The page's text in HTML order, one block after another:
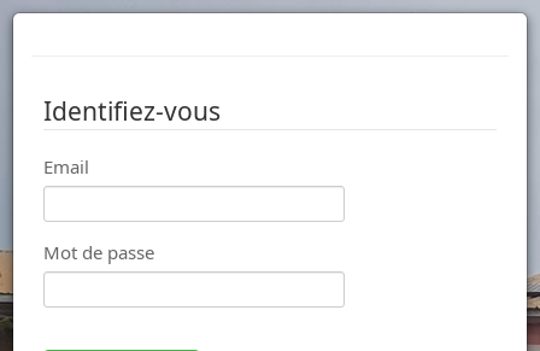
Identifiez-vous
Email
Mot de passe